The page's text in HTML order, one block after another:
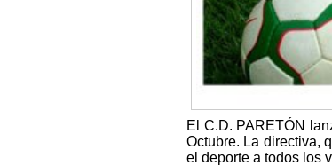
El C.D. PARETÓN
Octubre. La directiva,
el deporte a todos los